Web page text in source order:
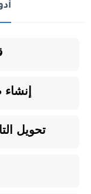
تحويل